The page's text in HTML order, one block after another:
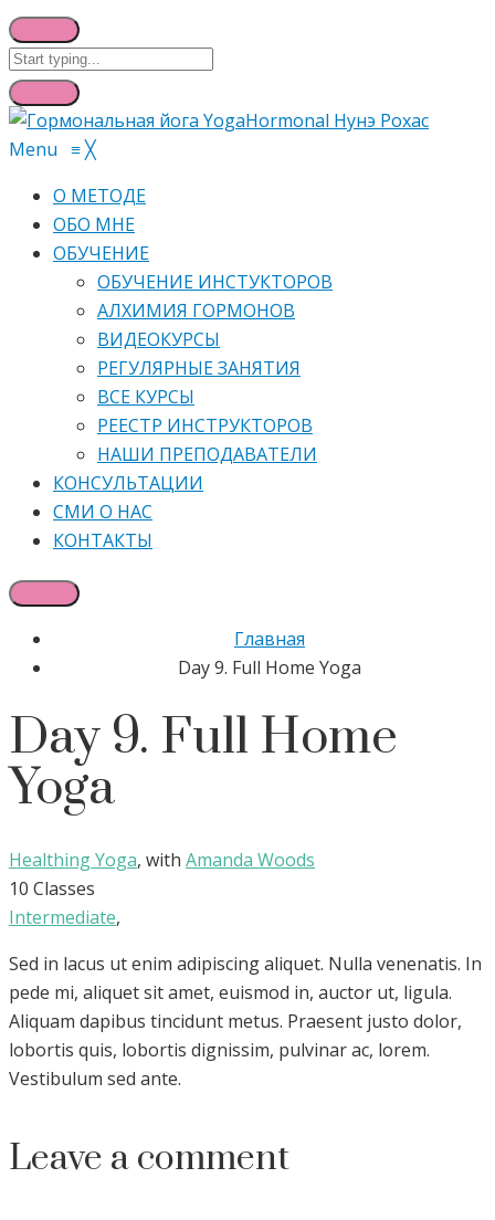
Menu ≡╳
О МЕТОДЕ
ОБО МНЕ
ОБУЧЕНИЕ
ОБУЧЕНИЕ ИНСТУКТОРОВ
АЛХИМИЯ ГОРМОНОВ
ВИДЕОКУРСЫ
РЕГУЛЯРНЫЕ ЗАНЯТИЯ
ВСЕ КУРСЫ
РЕЕСТР ИНСТРУКТОРОВ
НАШИ ПРЕПОДАВАТЕЛИ
КОНСУЛЬТАЦИИ
СМИ О НАС
КОНТАКТЫ
Главная
Day 9. Full Home Yoga
Day 9. Full Home
Yoga
Healthing Yoga, with Amanda Woods
10 Classes
Intermediate,
Sed in lacus ut enim adipiscing aliquet. Nulla venenatis. In
pede mi, aliquet sit amet, euismod in, auctor ut, ligula.
Aliquam dapibus tincidunt metus. Praesent justo dolor,
lobortis quis, lobortis dignissim, pulvinar ac, lorem.
Vestibulum sed ante.
Leave a comment